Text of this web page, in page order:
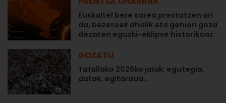
Euskaltel bere sarea prestatzen ari
da, bezeroek ahalik eta gehien goza
dezaten eguzki-eklipse historikoaz
GOZATU
Tafallako 2026ko jaiak: egutegia,
datak, egitaraua...